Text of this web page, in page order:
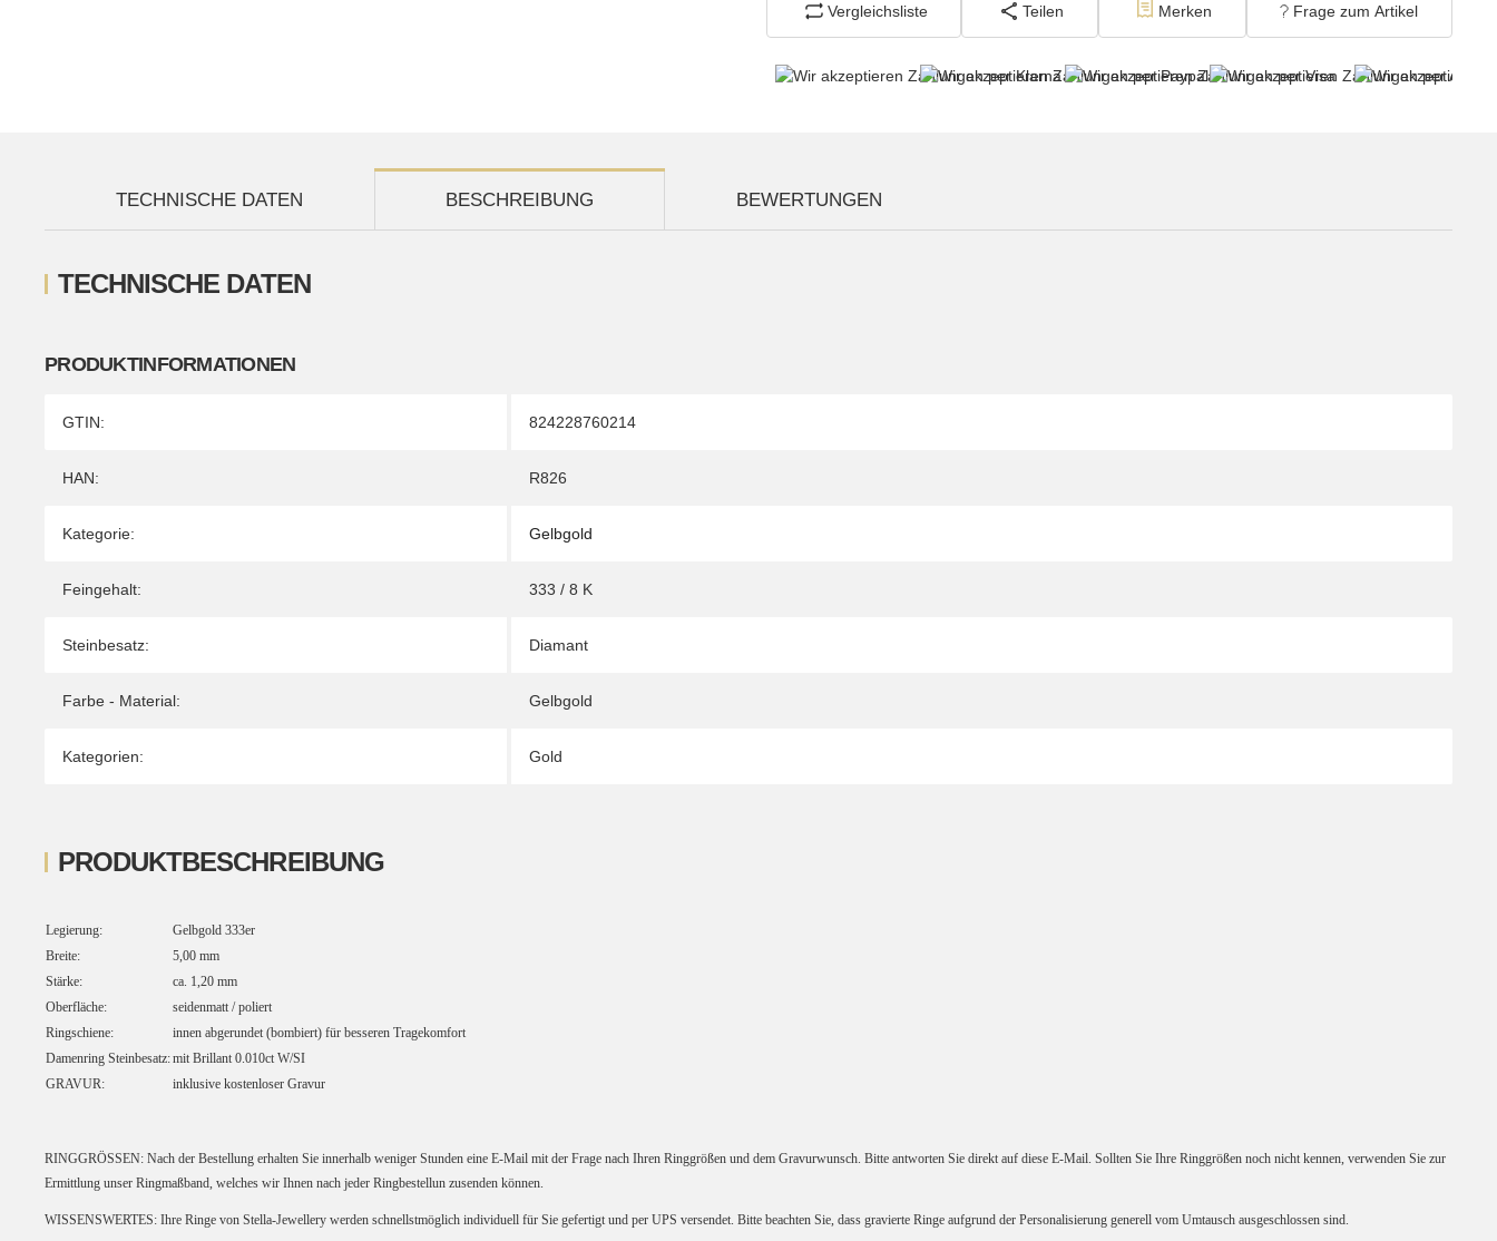
Vergleichsliste Teilen Merken Frage zum Artikel
TECHNISCHE DATEN BESCHREIBUNG BEWERTUNGEN
TECHNISCHE DATEN
PRODUKTINFORMATIONEN
Produkteigenschaft
Wert
GTIN: 824228760214
HAN: R826
Kategorie: Gelbgold
Feingehalt: 333 / 8 K
Steinbesatz: Diamant
Farbe - Material: Gelbgold
Kategorien: Gold
PRODUKTBESCHREIBUNG
Legierung:
Gelbgold 333er
Breite:
5,00 mm
Stärke:
ca. 1,20 mm
Oberfläche:
seidenmatt / poliert
Ringschiene:
innen abgerundet (bombiert) für besseren Tragekomfort
Damenring Steinbesatz:mit Brillant 0.010ct W/SI
GRAVUR:
inklusive kostenloser Gravur
RINGGRÖSSEN: Nach der Bestellung erhalten Sie innerhalb weniger Stunden eine E-Mail mit der Frage nach Ihren Ringgrößen und dem Gravurwunsch. Bitte antworten Sie direkt auf diese E-Mail. Sollten Sie Ihre Ringgrößen noch nicht kennen, verwenden Sie zur
Ermittlung unser Ringmaßband, welches wir Ihnen nach jeder Ringbestellun zusenden können.
WISSENSWERTES: Ihre Ringe von Stella-Jewellery werden schnellstmöglich individuell für Sie gefertigt und per UPS versendet. Bitte beachten Sie, dass gravierte Ringe aufgrund der Personalisierung generell vom Umtausch ausgeschlossen sind.